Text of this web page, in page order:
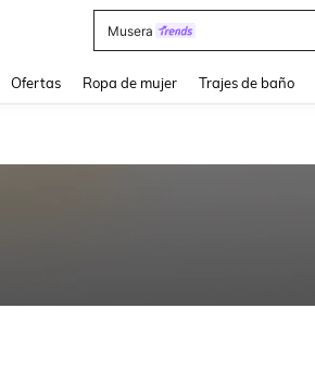
Dazy
Ofertas Ropa de mujer Trajes de baño